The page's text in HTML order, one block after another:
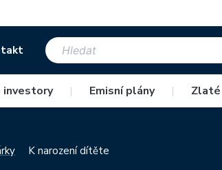
investory | Emisní plány |
K narození dítěte